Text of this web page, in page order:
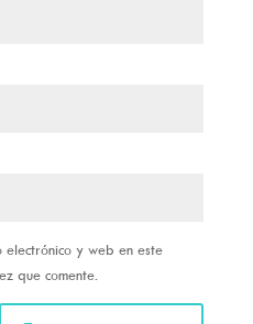
y web en este
que comente.